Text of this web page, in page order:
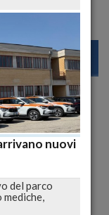
pioggia, neve e
Italia e già si
in provincia di
in auto.
ad Urbino.
nuovi
del parco